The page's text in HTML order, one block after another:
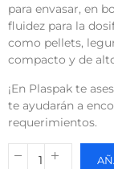
para envasar, en
fluidez para la
como pellets,
compacto y de
¡En Plaspak te
te ayudarán a
requerimientos.